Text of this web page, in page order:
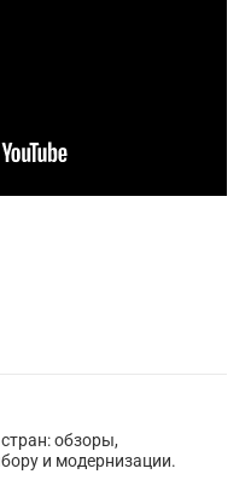
обзоры,
и модернизации.